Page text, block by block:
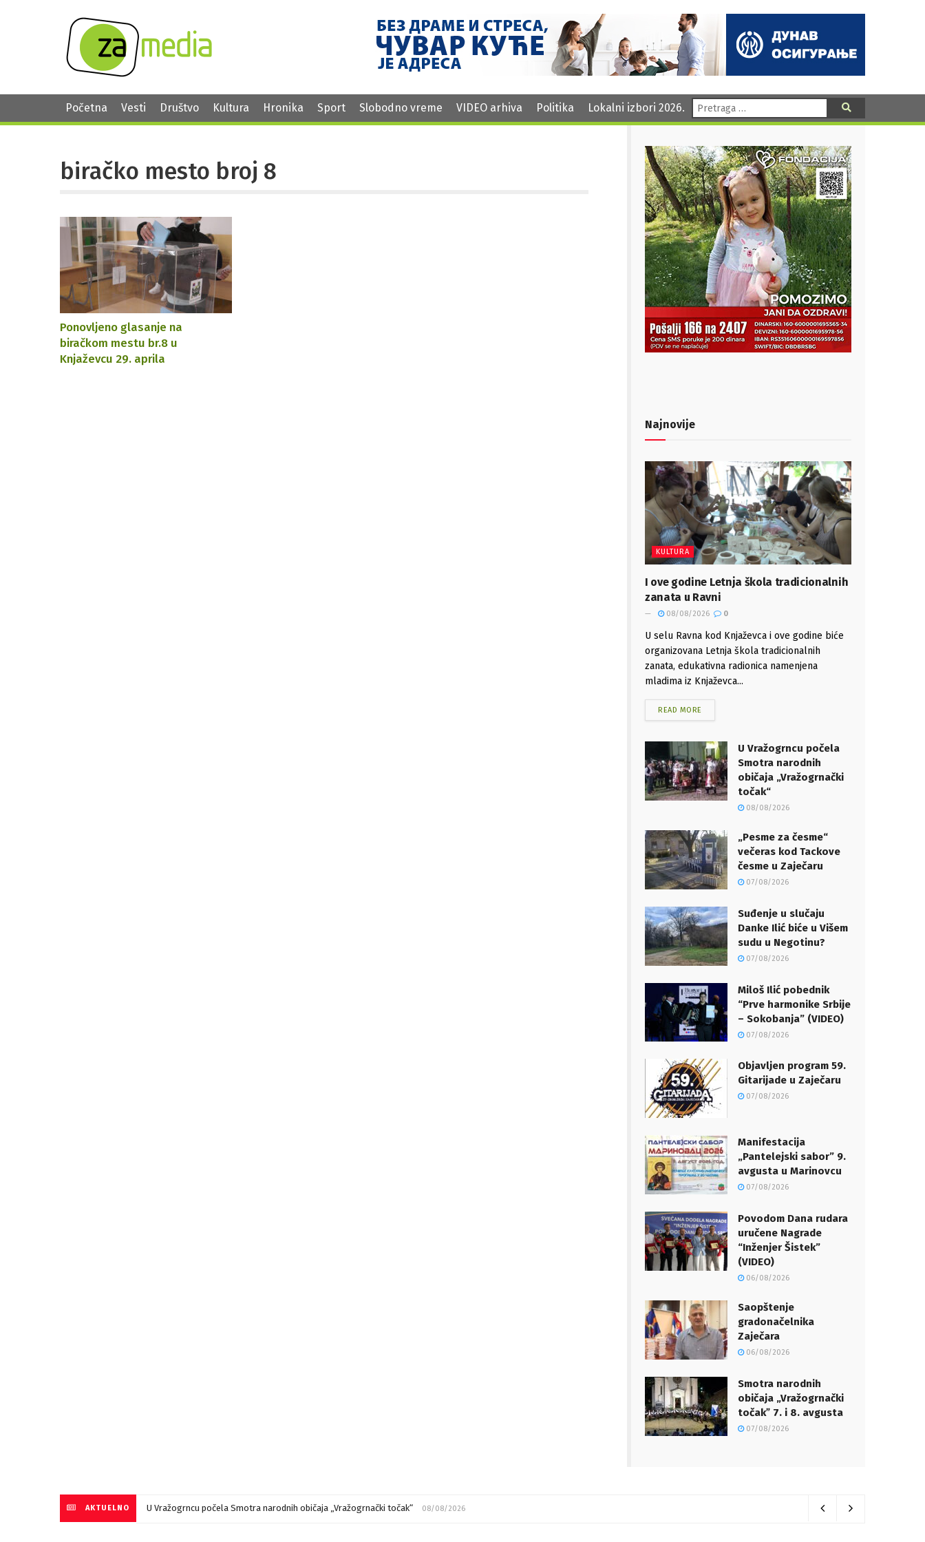
Početna Vesti Društvo Kultura Hronika Sport Slobodno vreme VIDEO arhiva Politika Lokalni izbori 2026. Pretraga:
biračko mesto broj 8
Ponovljeno glasanje na
biračkom mestu br.8 u
Knjaževcu 29. aprila
Najnovije
KULTURA
I ove godine Letnja škola tradicionalnih
zanata u Ravni
08/08/2026 0
U selu Ravna kod Knjaževca i ove godine biće
organizovana Letnja škola tradicionalnih
zanata, edukativna radionica namenjena
mladima iz Knjaževca...
READ MORE
U Vražogrncu počela
Smotra narodnih
običaja „Vražogrnački
točak“
08/08/2026
„Pesme za česme“
večeras kod Tackove
česme u Zaječaru
07/08/2026
Suđenje u slučaju
Danke Ilić biće u Višem
sudu u Negotinu?
07/08/2026
Miloš Ilić pobednik
“Prve harmonike Srbije
– Sokobanja” (VIDEO)
07/08/2026
Objavljen program 59.
Gitarijade u Zaječaru
07/08/2026
Manifestacija
„Pantelejski sabor” 9.
avgusta u Marinovcu
07/08/2026
Povodom Dana rudara
uručene Nagrade
“Inženjer Šistek”
(VIDEO)
06/08/2026
Saopštenje
gradonačelnika
Zaječara
06/08/2026
Smotra narodnih
običaja „Vražogrnački
točakˮ 7. i 8. avgusta
07/08/2026
AKTUELNO U Vražogrncu počela Smotra narodnih običaja „Vražogrnački točak“ 08/08/2026